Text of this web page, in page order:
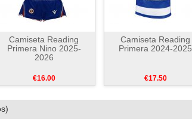
Camiseta Reading
Primera Nino 2025-
2026
€16.00
Camiseta Reading
Primera 2024-2025
€17.50